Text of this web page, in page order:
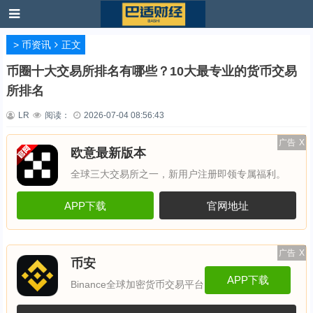
> 币资讯 正文
币圈十大交易所排名有哪些？10大最专业的货币交易
所排名
LR 阅读： 2026-07-04 08:56:43
广告 X
欧意最新版本
全球三大交易所之一，新用户注册即领专属福利。
APP下载 官网地址
广告 X
币安
Binance全球加密货币交易平台 APP下载